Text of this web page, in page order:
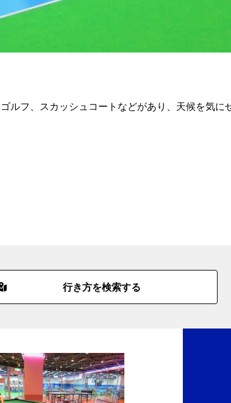
ルフ、スカッシュコートなどがあり、天候を気に
行き方を検索する